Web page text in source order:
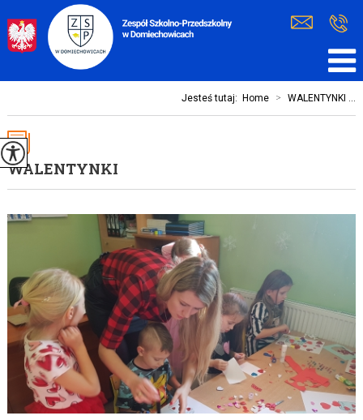
Jesteś tutaj: Home > WALENTYNKI ...
WALENTYNKI